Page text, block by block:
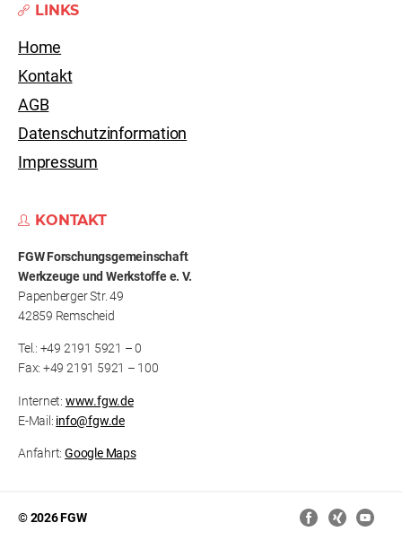
LINKS
Home
Kontakt
AGB
Datenschutzinformation
Impressum
KONTAKT
FGW Forschungs­gemeinschaft
Werkzeuge und Werkstoffe e. V.
Papenberger Str. 49
42859 Remscheid
Tel.: +49 2191 5921 – 0
Fax: +49 2191 5921 – 100
Internet: www.fgw.de
E-Mail: info@fgw.de
Anfahrt:Google Maps
© 2026 FGW